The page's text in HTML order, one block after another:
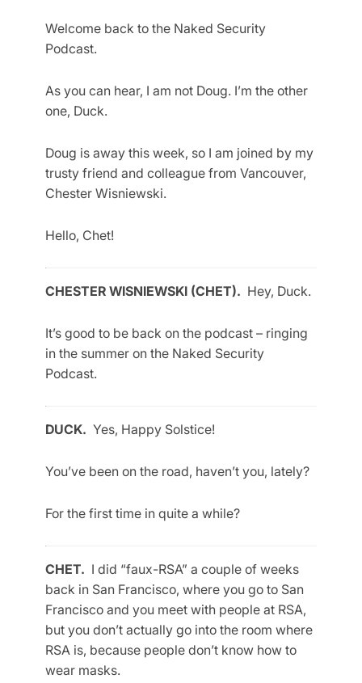
Welcome back to the Naked Security
Podcast.
As you can hear, I am not Doug. I’m the other
one, Duck.
Doug is away this week, so I am joined by my
trusty friend and colleague from Vancouver,
Chester Wisniewski.
Hello, Chet!
CHESTER WISNIEWSKI (CHET). Hey, Duck.
It’s good to be back on the podcast – ringing
in the summer on the Naked Security
Podcast.
DUCK. Yes, Happy Solstice!
You’ve been on the road, haven’t you, lately?
For the first time in quite a while?
CHET. I did “faux-RSA” a couple of weeks
back in San Francisco, where you go to San
Francisco and you meet with people at RSA,
but you don’t actually go into the room where
RSA is, because people don’t know how to
wear masks.